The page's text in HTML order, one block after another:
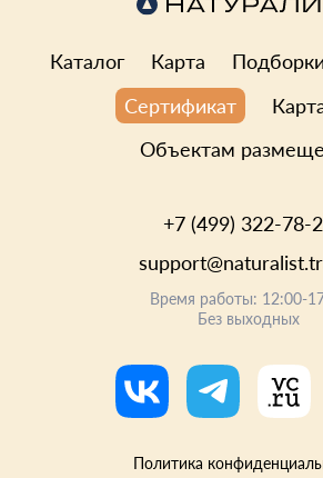
Каталог Карта
Сертификат
Объектам
+7 (499) 322-78-
Время работы: 12:00-
Без выходных
Политика